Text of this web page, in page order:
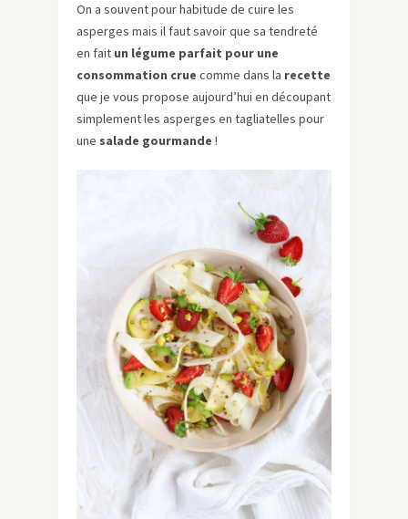
On a souvent pour habitude de cuire les
asperges mais il faut savoir que sa tendreté
en fait un légume parfait pour une
consommation crue comme dans la recette
que je vous propose aujourd’hui en découpant
simplement les asperges en tagliatelles pour
une salade gourmande !